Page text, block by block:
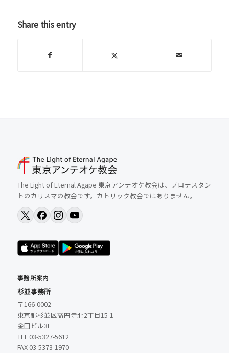
Share this entry
The Light of Eternal Agape 東京アンテオケ教会は、プロテスタン
トのカリスマの教会です。カトリック教会ではありません。
事務所案内
杉並事務所
〒166-0002
東京都杉並区高円寺北2丁目15-1
金田ビル3F
TEL 03-5327-5612
FAX 03-5373-1970